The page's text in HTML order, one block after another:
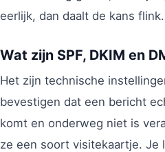
eerlijk, dan daalt de kans flink.
Wat zijn SPF, DKIM en
Het zijn technische
bevestigen dat een bericht
komt en onderweg niet is
ze een soort visitekaartje. Je